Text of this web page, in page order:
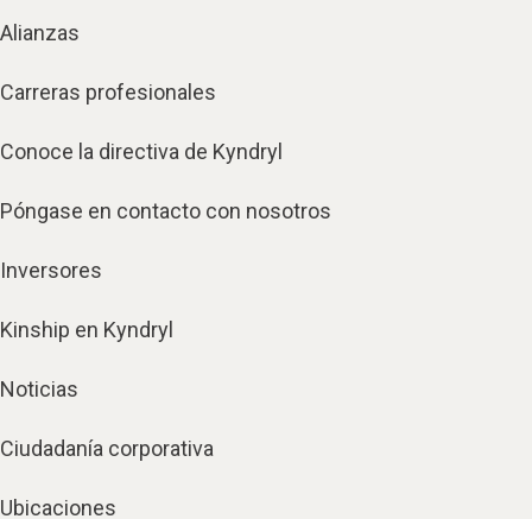
Alianzas
Carreras profesionales
Conoce la directiva de Kyndryl
Póngase en contacto con nosotros
Inversores
Kinship en Kyndryl
Noticias
Ciudadanía corporativa
Ubicaciones